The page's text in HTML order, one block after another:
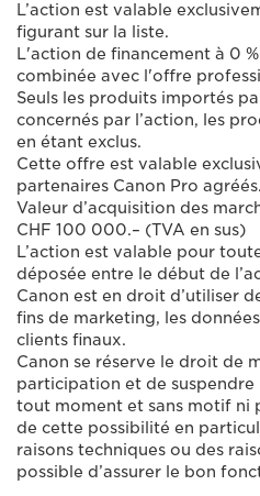
L’action est valable
figurant sur la liste.
L'action de financement à 0
combinée avec l'offre
Seuls les produits importés
concernés par l’action, les
en étant exclus.
Cette offre est valable
partenaires Canon Pro agréés.
Valeur d’acquisition des
CHF 100 000.– (TVA en sus)
L’action est valable pour
déposée entre le début de
Canon est en droit d’utiliser
fins de marketing, les
clients finaux.
Canon se réserve le droit de
participation et de suspendre
tout moment et sans motif ni
de cette possibilité en
raisons techniques ou des
possible d’assurer le bon